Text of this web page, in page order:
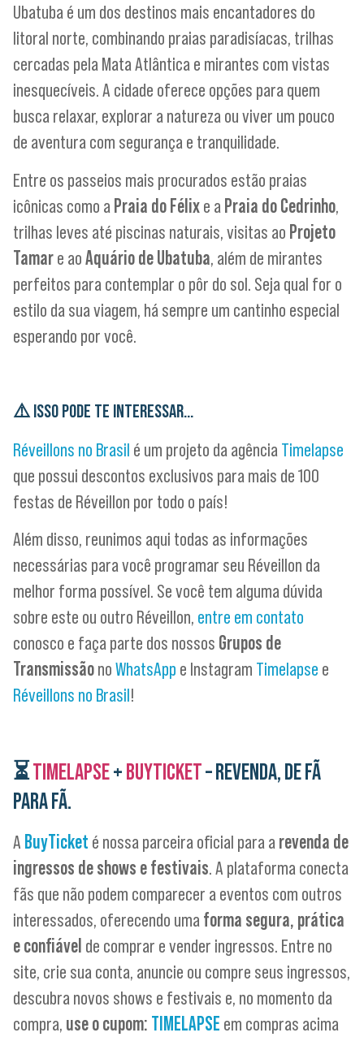
Ubatuba é um dos destinos mais encantadores do
litoral norte, combinando praias paradisíacas, trilhas
cercadas pela Mata Atlântica e mirantes com vistas
inesquecíveis. A cidade oferece opções para quem
busca relaxar, explorar a natureza ou viver um pouco
de aventura com segurança e tranquilidade.
Entre os passeios mais procurados estão praias
icônicas como a Praia do Félixe a Praia do Cedrinho,
trilhas leves até piscinas naturais, visitas ao Projeto
Tamare aoAquário de Ubatuba, além de mirantes
perfeitos para contemplar o pôr do sol. Seja qual for o
estilo da sua viagem, há sempre um cantinho especial
esperando por você.
⚠️ISSO PODE TE INTERESSAR…
Réveillons no Brasil é um projeto da agência Timelapse
que possui descontos exclusivos para mais de 100
festas de Réveillon por todo o país!
Além disso, reunimos aqui todas as informações
necessárias para você programar seu Réveillon da
melhor forma possível. Se você tem alguma dúvida
sobre este ou outro Réveillon, entre em contato
conosco e faça parte dos nossos Grupos de
TransmissãonoWhatsApp e Instagram Timelapse e
Réveillons no Brasil!
⏳TIMELAPSE+BUYTICKET– REVENDA, DE FÃ
PARA FÃ.
A BuyTicket é nossa parceira oficial para a revenda de
ingressos de shows e festivais. A plataforma conecta
fãs que não podem comparecer a eventos com outros
interessados, oferecendo uma forma segura, prática
e confiável de comprar e vender ingressos. Entre no
site, crie sua conta, anuncie ou compre seus ingressos,
descubra novos shows e festivais e, no momento da
compra, use o cupom: TIMELAPSE em compras acima